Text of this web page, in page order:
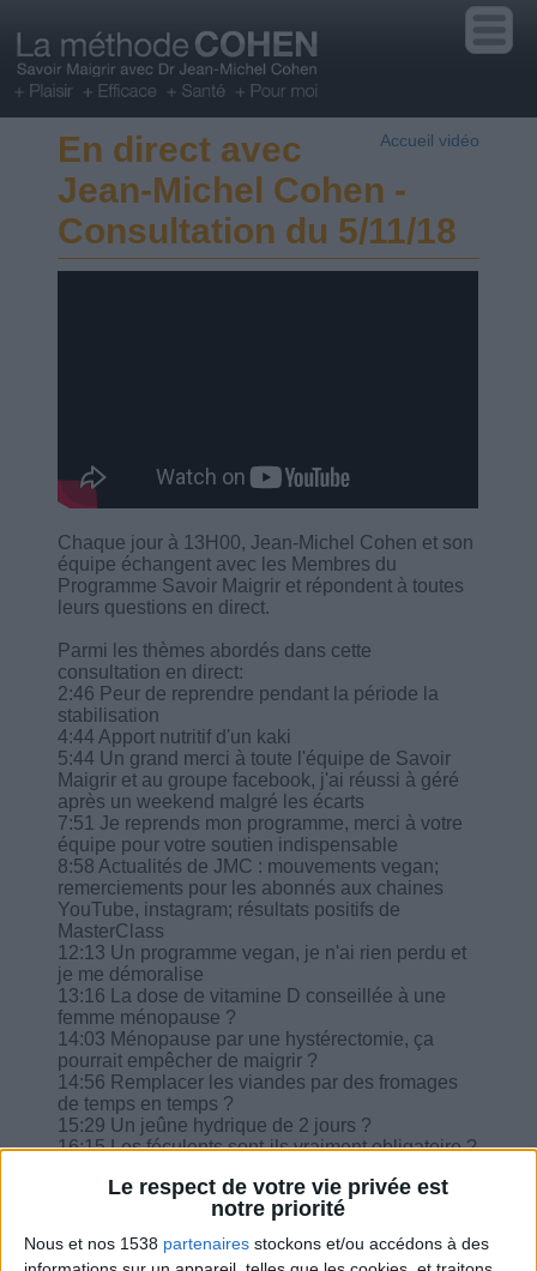
Le respect de votre vie privée est
notre priorité
Nous et nos 1538 partenaires stockons et/ou accédons à des
Accueil vidéo
En direct avec
Jean-Michel Cohen -
Consultation du 5/11/18
Chaque jour à 13H00, Jean-Michel Cohen et son
équipe échangent avec les Membres du
Programme Savoir Maigrir et répondent à toutes
leurs questions en direct.
Parmi les thèmes abordés dans cette
consultation en direct:
2:46 Peur de reprendre pendant la période la
stabilisation
4:44 Apport nutritif d'un kaki
5:44 Un grand merci à toute l'équipe de Savoir
Maigrir et au groupe facebook, j'ai réussi à géré
après un weekend malgré les écarts
7:51 Je reprends mon programme, merci à votre
équipe pour votre soutien indispensable
8:58 Actualités de JMC : mouvements vegan;
remerciements pour les abonnés aux chaines
YouTube, instagram; résultats positifs de
MasterClass
12:13 Un programme vegan, je n'ai rien perdu et
je me démoralise
13:16 La dose de vitamine D conseillée à une
femme ménopause ?
14:03 Ménopause par une hystérectomie, ça
pourrait empêcher de maigrir ?
14:56 Remplacer les viandes par des fromages
de temps en temps ?
15:29 Un jeûne hydrique de 2 jours ?
16:15 Les féculents sont-ils vraiment obligatoire ?
avec une salade verte sans assaisonnement et
17:48 8,2 kilos perdus en 3 semaines, merci !
18:06 Deux kilos en plus suite à 3 jours festifs,